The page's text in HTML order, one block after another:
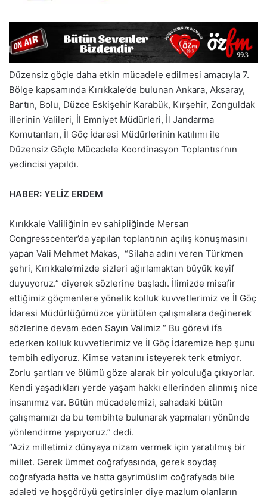
Düzensiz göçle daha etkin mücadele edilmesi amacıyla 7.
Bölge kapsamında Kırıkkale’de bulunan Ankara, Aksaray,
Bartın, Bolu, Düzce Eskişehir Karabük, Kırşehir, Zonguldak
illerinin Valileri, İl Emniyet Müdürleri, İl Jandarma
Komutanları, İl Göç İdaresi Müdürlerinin katılımı ile
Düzensiz Göçle Mücadele Koordinasyon Toplantısı’nın
yedincisi yapıldı.
HABER: YELİZ ERDEM
Kırıkkale Valiliğinin ev sahipliğinde Mersan
Congresscenter’da yapılan toplantının açılış konuşmasını
yapan Vali Mehmet Makas, “Silaha adını veren Türkmen
şehri, Kırıkkale’mizde sizleri ağırlamaktan büyük keyif
duyuyoruz.” diyerek sözlerine başladı. İlimizde misafir
ettiğimiz göçmenlere yönelik kolluk kuvvetlerimiz ve İl Göç
İdaresi Müdürlüğümüzce yürütülen çalışmalara değinerek
sözlerine devam eden Sayın Valimiz “ Bu görevi ifa
ederken kolluk kuvvetlerimiz ve İl Göç İdaremize hep şunu
tembih ediyoruz. Kimse vatanını isteyerek terk etmiyor.
Zorlu şartları ve ölümü göze alarak bir yolculuğa çıkıyorlar.
Kendi yaşadıkları yerde yaşam hakkı ellerinden alınmış nice
insanımız var. Bütün mücadelemizi, sahadaki bütün
çalışmamızı da bu tembihte bulunarak yapmaları yönünde
yönlendirme yapıyoruz.” dedi.
“Aziz milletimiz dünyaya nizam vermek için yaratılmış bir
millet. Gerek ümmet coğrafyasında, gerek soydaş
coğrafyada hatta ve hatta gayrimüslim coğrafyada bile
adaleti ve hoşgörüyü getirsinler diye mazlum olanların